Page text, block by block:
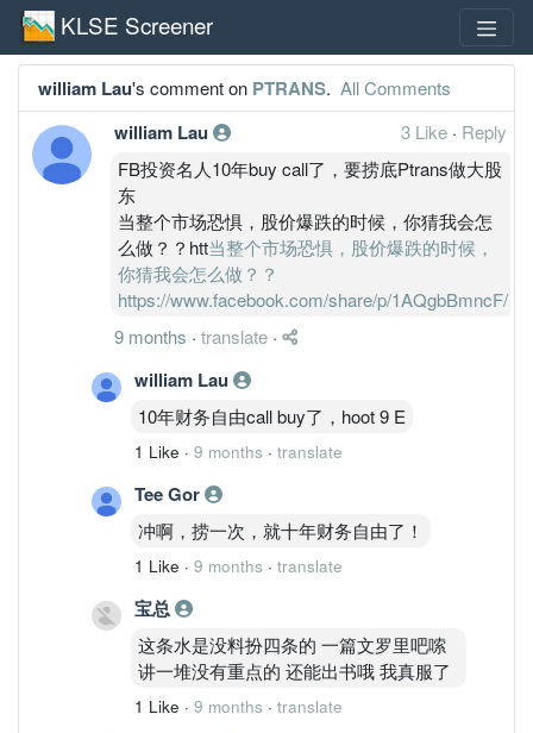
KLSE Screener
william Lau's comment on PTRANS. All Comments
william Lau 3 Like · Reply
FB投资名人10年buy call了，要捞底Ptrans做大股
东
当整个市场恐惧，股价爆跌的时候，你猜我会怎
么做？？htt当整个市场恐惧，股价爆跌的时候，
你猜我会怎么做？？
https://www.facebook.com/share/p/1AQgbBmncF/
9 months · translate ·
william Lau
10年财务自由call buy了，hoot 9 E
1 Like · 9 months · translate
Tee Gor
冲啊，捞一次，就十年财务自由了！
1 Like · 9 months · translate
宝总
这条水是没料扮四条的 一篇文罗里吧嗦
讲一堆没有重点的 还能出书哦 我真服了
1 Like · 9 months · translate